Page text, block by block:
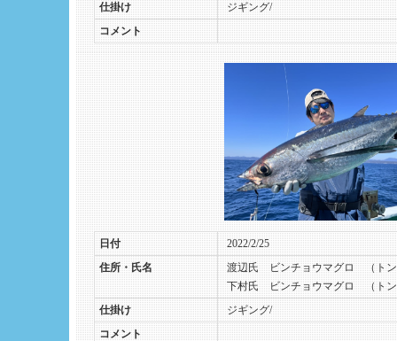
仕掛け
ジギング/
コメント
日付
2022/2/25
住所・氏名
渡辺氏 ビンチョウマグロ （トン
下村氏 ビンチョウマグロ （トン
仕掛け
ジギング/
コメント